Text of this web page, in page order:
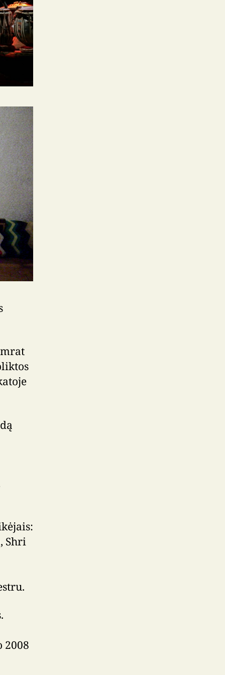
Shri
2008